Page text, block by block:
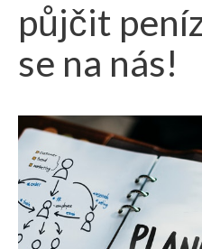
půjčit
se na nás!